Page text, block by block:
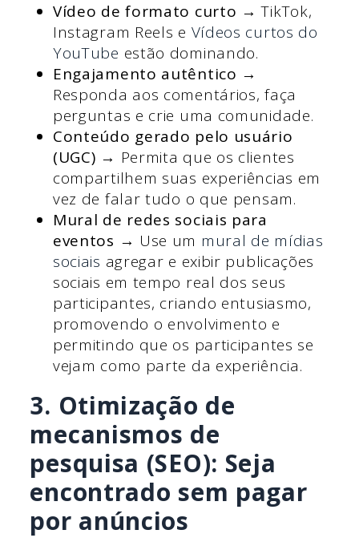
Vídeo de formato curto → TikTok,
Instagram Reels e Vídeos curtos do
YouTube estão dominando.
Engajamento autêntico →
Responda aos comentários, faça
perguntas e crie uma comunidade.
Conteúdo gerado pelo usuário
(UGC) → Permita que os clientes
compartilhem suas experiências em
vez de falar tudo o que pensam.
Mural de redes sociais para
eventos → Use um mural de mídias
sociais agregar e exibir publicações
sociais em tempo real dos seus
participantes, criando entusiasmo,
promovendo o envolvimento e
permitindo que os participantes se
vejam como parte da experiência.
3. Otimização de
mecanismos de
pesquisa (SEO): Seja
encontrado sem pagar
por anúncios